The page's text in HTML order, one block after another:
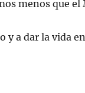
menos que
y a dar la vida